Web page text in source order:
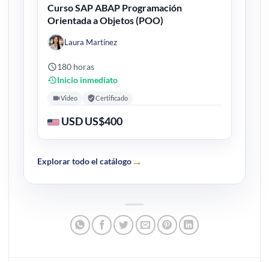
Curso SAP ABAP Programación
Orientada a Objetos (POO)
Laura Martínez
180 horas
Inicio inmediato
Video Certificado
USD US$400
Explorar todo el catálogo→